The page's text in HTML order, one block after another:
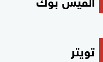
تويتر